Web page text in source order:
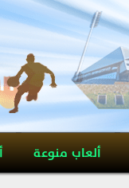
ألعاب منوعة